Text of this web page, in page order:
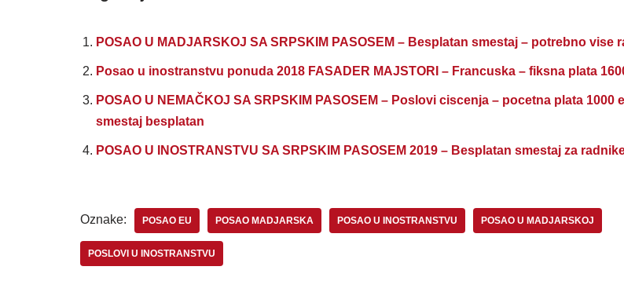
POSAO U MADJARSKOJ SA SRPSKIM PASOSEM – Besplatan smestaj – potrebno vise
Posao u inostranstvu ponuda 2018 FASADER MAJSTORI – Francuska – fiksna plata
POSAO U NEMAČKOJ SA SRPSKIM PASOSEM – Poslovi ciscenja – pocetna plata 1000
smestaj besplatan
POSAO U INOSTRANSTVU SA SRPSKIM PASOSEM 2019 – Besplatan smestaj za
Oznake: POSAO EU POSAO MADJARSKA POSAO U INOSTRANSTVU POSAO U MADJARSKOJ
POSLOVI U INOSTRANSTVU